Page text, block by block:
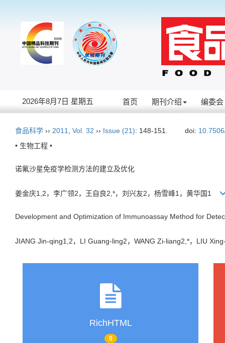
2026年8月7日 星期五 首页 期刊介绍 编委会
食品科学 ›› 2011 Vol. 32 ›› Issue (21): 148-151. doi:
• 生物工程 •
诺氟沙星免疫学检测方法的建立及优化
姜金庆1,2，李广领2，王自良2,*，刘兴友2，杨雪峰1，黄华国1
Development and Optimization of Immunoassay Method for
JIANG Jin-qing1,2，LI Guang-ling2，WANG Zi-liang2,*，LIU
RichHTML
0